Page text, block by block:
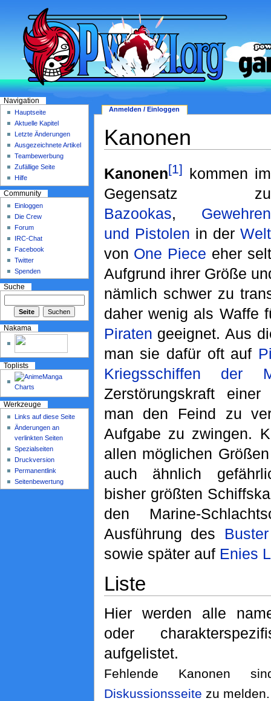
Kanonen
Kanonen[1] kommen im
Gegensatz zu
Bazookas, Gewehren
und Pistolen in der Welt
von One Piece eher
Aufgrund ihrer Größe
nämlich schwer zu
daher wenig als Waffe
Piraten geeignet. Aus
man sie dafür oft auf
Kriegsschiffen der
Zerstörungskraft
man den Feind zu
Aufgabe zu zwingen.
allen möglichen
auch ähnlich
bisher größten
den Marine-
Ausführung des
sowie später auf Enies
Liste
Hier werden alle
oder
aufgelistet.
Fehlende Kanonen
Diskussionsseite zu melden.
Anmelden / Einloggen
Navigation
Hauptseite
Aktuelle Kapitel
Letzte Änderungen
Ausgezeichnete Artikel
Teambewerbung
Zufällige Seite
Hilfe
Community
Einloggen
Die Crew
Forum
IRC-Chat
Facebook
Twitter
Spenden
Suche
Nakama
Toplists
Werkzeuge
Links auf diese Seite
Änderungen an
verlinkten Seiten
Spezialseiten
Druckversion
Permanentlink
Seitenbewertung